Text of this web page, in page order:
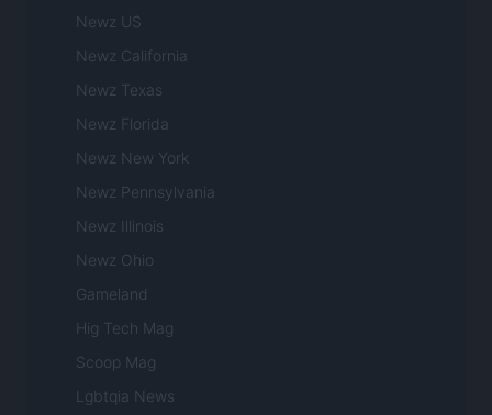
Newz US
Newz California
Newz Texas
Newz Florida
Newz New York
Newz Pennsylvania
Newz Illinois
Newz Ohio
Gameland
Hig Tech Mag
Scoop Mag
Lgbtqia News